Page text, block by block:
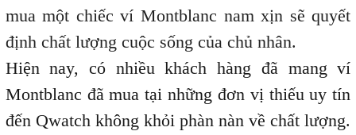
mua một chiếc ví Montblanc nam xịn sẽ quyết
định chất lượng cuộc sống của chủ nhân.
Hiện nay, có nhiều khách hàng đã mang ví
Montblanc đã mua tại những đơn vị thiếu uy tín
đến Qwatch không khỏi phàn nàn về chất lượng.